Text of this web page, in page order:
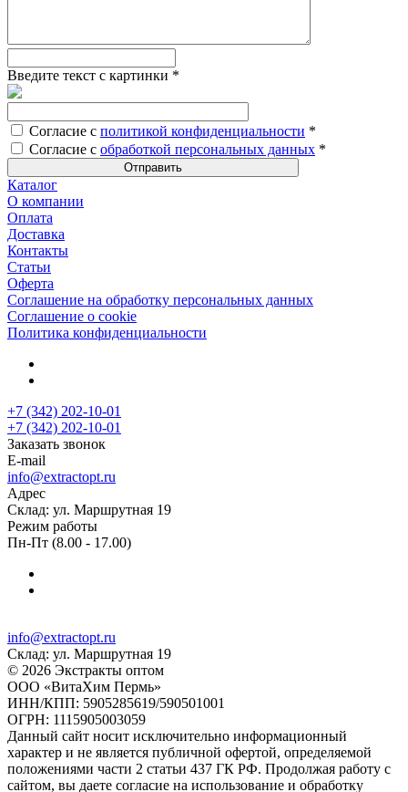
Введите текст с картинки *
Согласие с политикой конфиденциальности *
Согласие с обработкой персональных данных *
Каталог
О компании
Оплата
Доставка
Контакты
Статьи
Оферта
Соглашение на обработку персональных данных
Соглашение о cookie
Политика конфиденциальности
+7 (342) 202-10-01
+7 (342) 202-10-01
Заказать звонок
E-mail
info@extractopt.ru
Адрес
Склад: ул. Маршрутная 19
Режим работы
Пн-Пт (8.00 - 17.00)
info@extractopt.ru
Склад: ул. Маршрутная 19
© 2026 Экстракты оптом
ООО «ВитаХим Пермь»
ИНН/КПП: 5905285619/590501001
ОГРН: 1115905003059
Данный сайт носит исключительно информационный
характер и не является публичной офертой, определяемой
положениями части 2 статьи 437 ГК РФ. Продолжая работу с
сайтом, вы даете согласие на использование и обработку